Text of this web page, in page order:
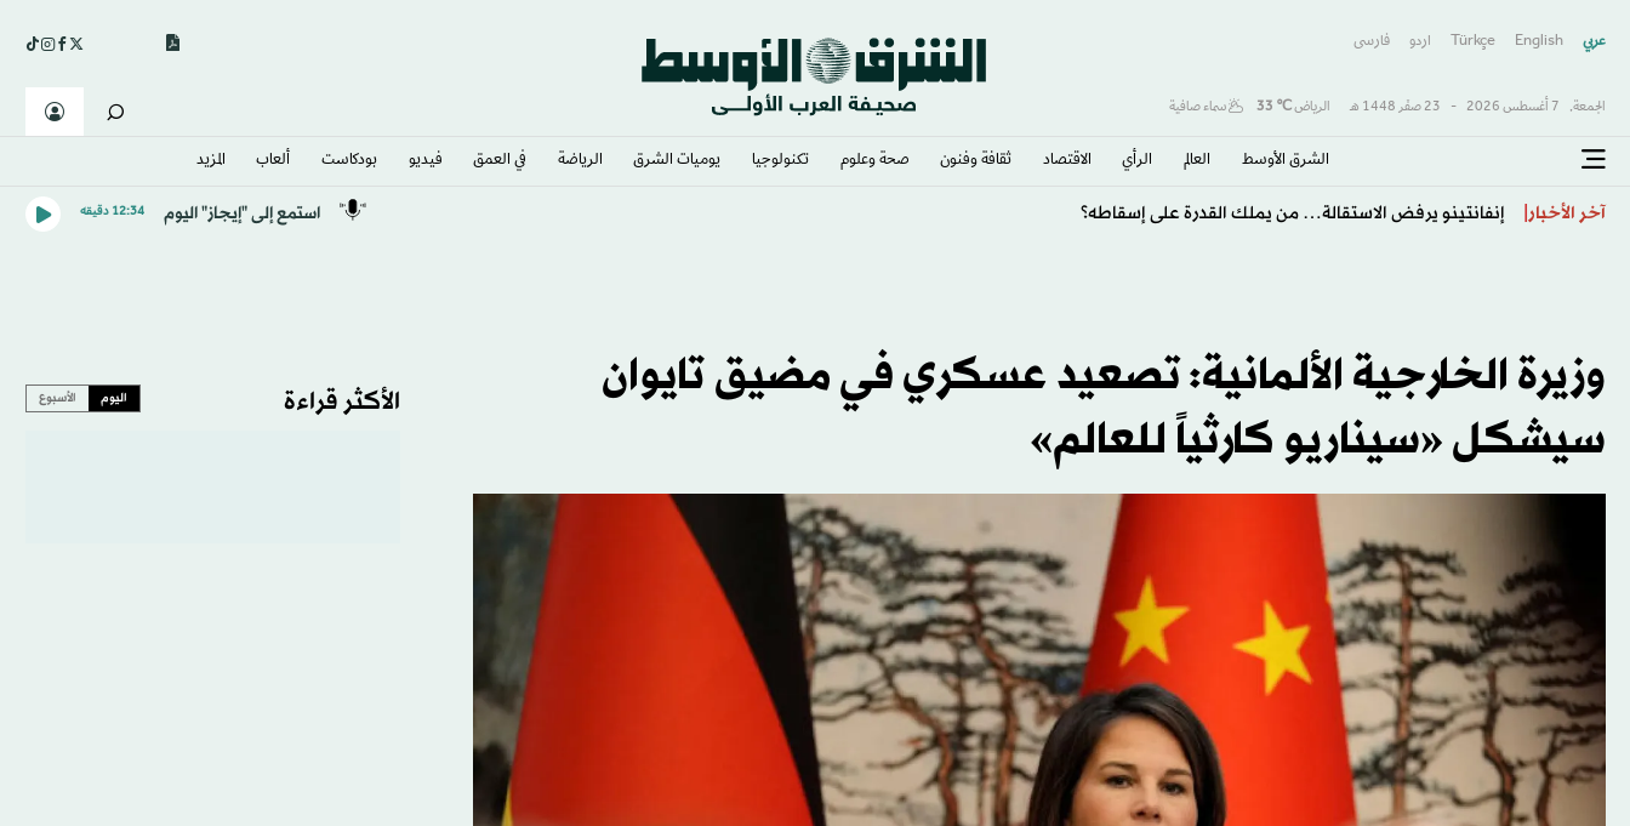
عربي English
Türkçe اردو فارسى
الجمعة, 7 أغسطس 2026 - 23 صفَر 1448 هـ الرياض℃
33 سماء صافية
الشرق الأوسط​ العالم الرأي الاقتصاد ثقافة وفنون صحة وعلوم تكنولوجيا يوميات الشرق​ الرياضة في العمق فيديو بودكاست ألعاب المزيد
آخر الأخبار استمع إلى "إيجاز" اليوم 12:34 دقيقه
وزيرة الخارجية الألمانية: تصعيد عسكري في مضيق تايوان
سيشكل «سيناريو كارثياً للعالم»
الأكثر قراءة اليوم الأسبوع